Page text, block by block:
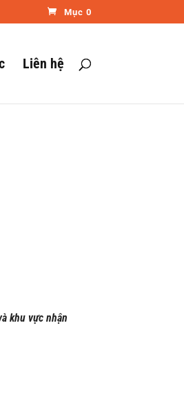
Mục 0
Liên hệ
khu vực nhận